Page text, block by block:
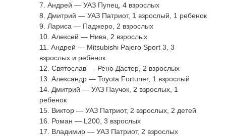
7. Андрей — УАЗ Пупец, 4 взрослых
8. Дмитрий — УАЗ Патриот, 1 взрослый, 1 ребенок
9. Лариса — Паджеро, 2 взрослых
10. Алексей — Нива, 2 взрослых
11. Андрей — Mitsubishi Pajero Sport 3, 3
взрослых и ребенок
12. Святослав — Рено Дастер, 2 взрослых
13. Александр — Toyota Fortuner, 1 взрослый
14. Дмитрий — УАЗ Паучок, 2 взрослых, 1
ребенок
15. Виктор — УАЗ Патриот, 2 взрослых, 2 детей
16. Роман — L200, 3 взрослых
17. Владимир — УАЗ Патриот, 2 взрослых